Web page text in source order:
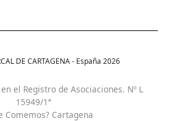
DE CARTAGENA - España 2026
el Registro de Asociaciones. Nº L
15949/1ª
Comemos? Cartagena